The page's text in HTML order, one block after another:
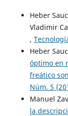
Heber
Vladimir
,
Heber
óptimo en
freático
Núm. 5
Manuel
la